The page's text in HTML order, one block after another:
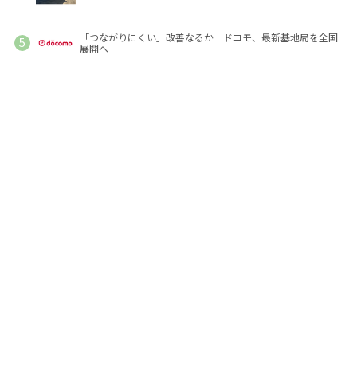
「つながりにくい」改善なるか ドコモ、最新基地局を全国
展開へ